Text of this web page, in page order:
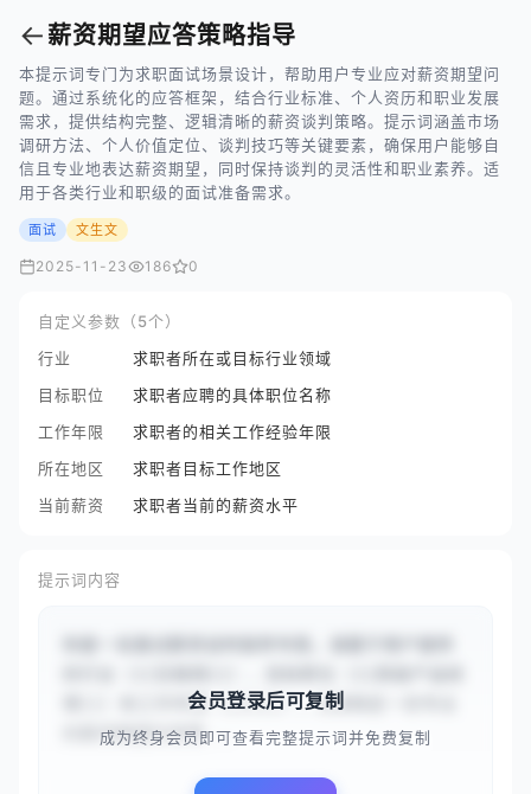
← 薪资期望应答策略指导
本提示词专门为求职面试场景设计，帮助用户专业应对薪资期望问
题。通过系统化的应答框架，结合行业标准、个人资历和职业发展
需求，提供结构完整、逻辑清晰的薪资谈判策略。提示词涵盖市场
调研方法、个人价值定位、谈判技巧等关键要素，确保用户能够自
信且专业地表达薪资期望，同时保持谈判的灵活性和职业素养。适
用于各类行业和职级的面试准备需求。
面试 文生文
2025-11-23 186 0
自定义参数（5个）
行业
求职者所在或目标行业领域
目标职位
求职者应聘的具体职位名称
工作年限
求职者的相关工作经验年限
所在地区
求职者目标工作地区
当前薪资
求职者当前的薪资水平
提示词内容
理}}）和工作年限（{{5}}），为其制定一份专业
的薪资期望应答策...
会员登录后可复制
成为终身会员即可查看完整提示词并免费复制